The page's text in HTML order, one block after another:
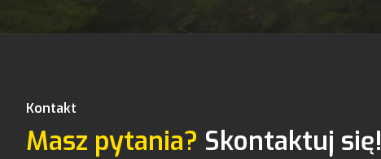
Kontakt
Masz pytania? Skontaktuj się!